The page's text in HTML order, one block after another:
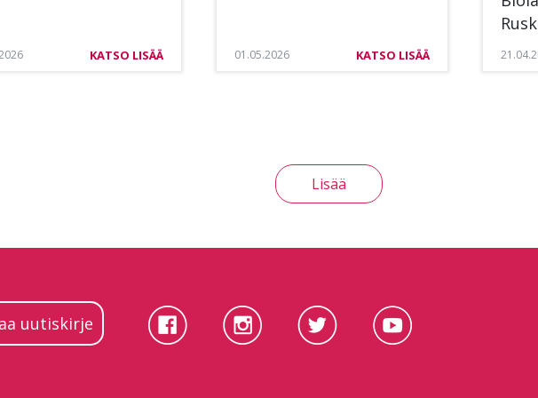
KATSO LISÄÄ 01.05.2026 KATSO LISÄÄ
Lisää
uutiskirje